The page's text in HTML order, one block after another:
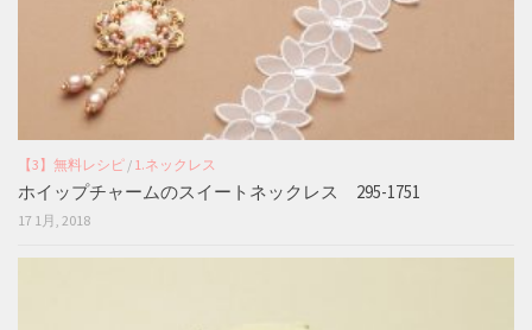
【3】無料レシピ / 1.ネックレス
ホイップチャームのスイートネックレス 295-1751
17 1月, 2018